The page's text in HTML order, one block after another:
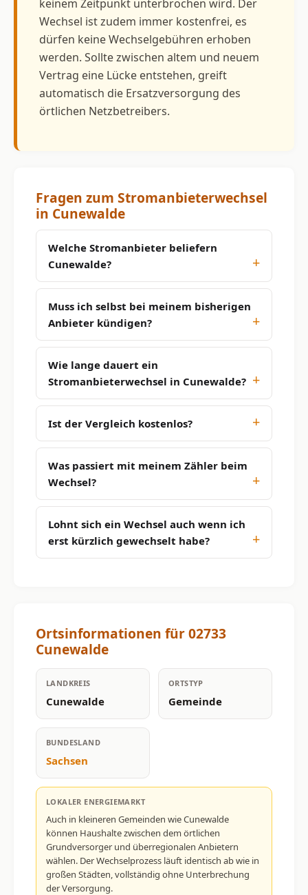
keinem Zeitpunkt unterbrochen wird. Der
Wechsel ist zudem immer kostenfrei, es
dürfen keine Wechselgebühren erhoben
werden. Sollte zwischen altem und neuem
Vertrag eine Lücke entstehen, greift
automatisch die Ersatzversorgung des
örtlichen Netzbetreibers.
Fragen zum Stromanbieterwechsel
in Cunewalde
Welche Stromanbieter beliefern
Cunewalde?
Muss ich selbst bei meinem bisherigen
Anbieter kündigen?
Wie lange dauert ein
Stromanbieterwechsel in Cunewalde?
Ist der Vergleich kostenlos?
Was passiert mit meinem Zähler beim
Wechsel?
Lohnt sich ein Wechsel auch wenn ich
erst kürzlich gewechselt habe?
Ortsinformationen für 02733
Cunewalde
LANDKREIS
Cunewalde
ORTSTYP
Gemeinde
BUNDESLAND
Sachsen
LOKALER ENERGIEMARKT
Auch in kleineren Gemeinden wie Cunewalde
können Haushalte zwischen dem örtlichen
Grundversorger und überregionalen Anbietern
wählen. Der Wechselprozess läuft identisch ab wie in
großen Städten, vollständig ohne Unterbrechung
der Versorgung.